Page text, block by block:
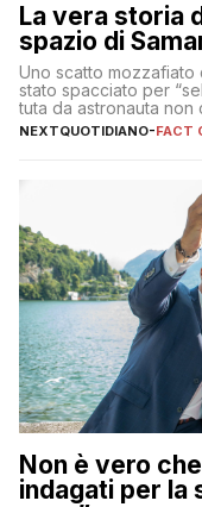
La vera storia
spazio di
Uno scatto mozzafiato
stato spacciato per
tuta da astronauta non
NEXTQUOTIDIANO-FACT
Non è vero
indagati per la